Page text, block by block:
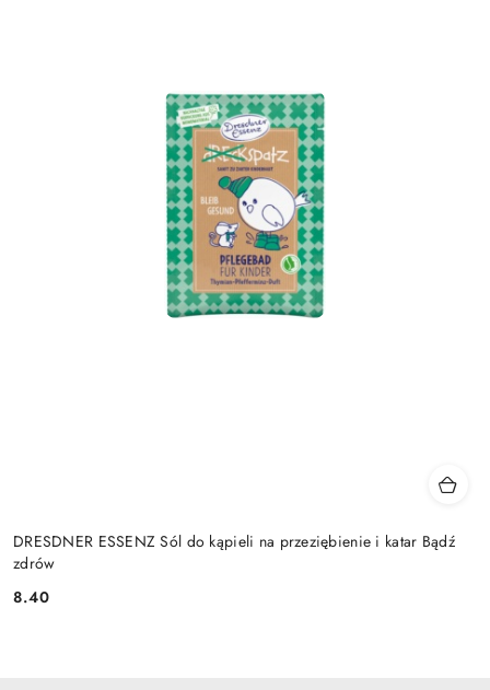
DRESDNER ESSENZ Sól do kąpieli na przeziębienie i katar Bądź
zdrów
Cena:
8.40